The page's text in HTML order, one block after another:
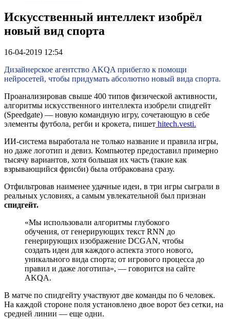
Искусственный интеллект изобрёл
новый вид спорта
16-04-2019 12:54
Дизайнерское агентство AKQA прибегло к помощи
нейросетей, чтобы придумать абсолютно новый вида спорта.
Проанализировав свыше 400 типов физической активности,
алгоритмы искусственного интеллекта изобрели спидгейт
(Speedgate) — новую командную игру, сочетающую в себе
элементы футбола, регби и крокета, пишет hitech.vesti.
ИИ-система выработала не только название и правила игры,
но даже логотип и девиз. Компьютер предоставил примерно
тысячу вариантов, хотя большая их часть (такие как
взрывающийся фрисби) была отбракована сразу.
Отфильтровав наименее удачные идеи, в три игры сыграли в
реальных условиях, а самым увлекательной был признан
спидгейт.
«Мы использовали алгоритмы глубокого
обучения, от генерирующих текст RNN до
генерирующих изображение DCGAN, чтобы
создать идеи для каждого аспекта этого нового,
уникального вида спорта; от игрового процесса до
правил и даже логотипа», — говорится на сайте
AKQA.
В матче по спидгейту участвуют две команды по 6 человек.
На каждой стороне поля установлено двое ворот без сетки, на
средней линии — еще одни.